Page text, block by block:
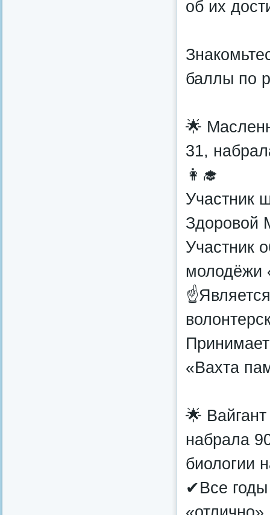
об их
баллы по
🌟
31,
👩‍🎓
Участник
Здоровой
Участник
молодёжи
«Вахта
🌟
набрала
биологии
✔Все годы